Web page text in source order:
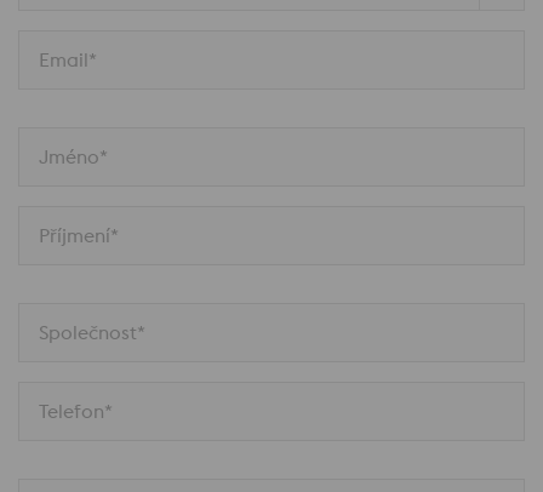
Email*
Jméno*
Příjmení*
Společnost*
Telefon*